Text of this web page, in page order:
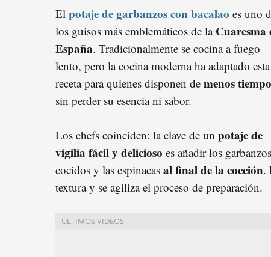
El potaje de garbanzos con bacalao es uno
los guisos más emblemáticos de la Cuaresma
España. Tradicionalmente se cocina a fuego
lento, pero la cocina moderna ha adaptado esta
receta para quienes disponen de menos tiempo
sin perder su esencia ni sabor.
Los chefs coinciden: la clave de un potaje de
vigilia fácil y delicioso es añadir los
cocidos y las espinacas al final de la cocción.
textura y se agiliza el proceso de preparación.